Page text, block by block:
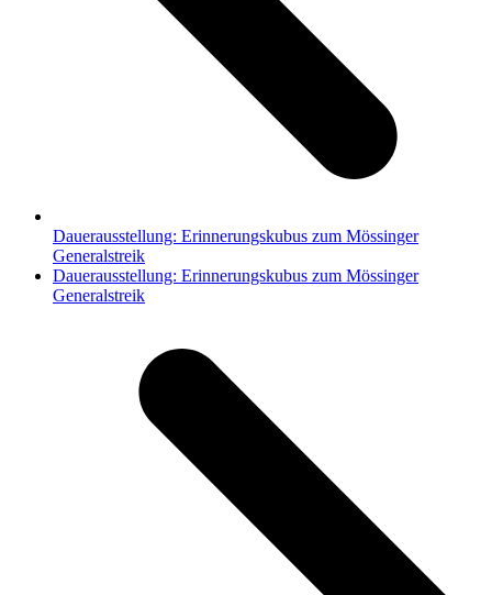
Dauerausstellung: Erinnerungskubus zum Mössinger
Generalstreik
Nächster
Beitrag:
Dauerausstellung: Erinnerungskubus zum Mössinger
Generalstreik